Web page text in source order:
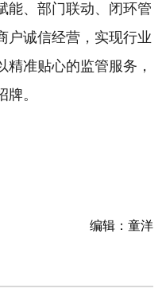
能、部门联动、闭环管
户诚信经营，实现行业
精准贴心的监管服务，
。
编辑：童洋